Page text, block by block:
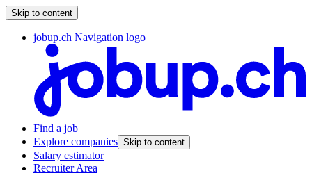
Skip to content
jobup.ch Navigation logo
Find a job
Explore companies Skip to content
Salary estimator
Recruiter Area